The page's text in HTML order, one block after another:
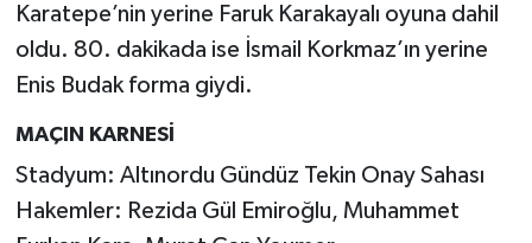
Karatepe’nin yerine Faruk Karakayalı oyuna dahil
oldu. 80. dakikada ise İsmail Korkmaz’ın yerine
Enis Budak forma giydi.
MAÇIN KARNESİ
Stadyum: Altınordu Gündüz Tekin Onay Sahası
Hakemler: Rezida Gül Emiroğlu, Muhammet